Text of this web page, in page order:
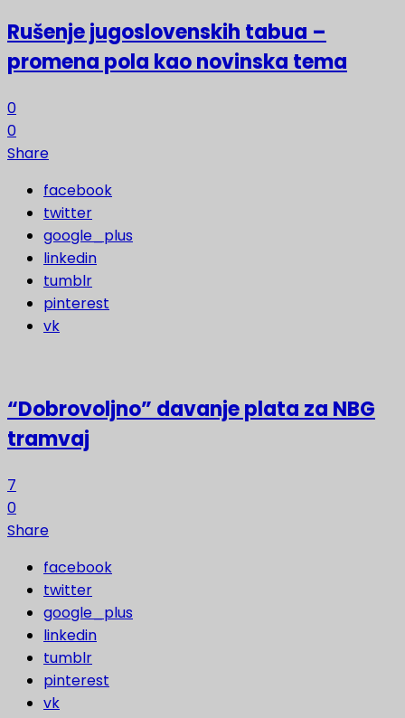
Rušenje jugoslovenskih tabua –
promena pola kao novinska tema
0
0
Share
facebook
twitter
google_plus
linkedin
tumblr
pinterest
vk
“Dobrovoljno” davanje plata za NBG
tramvaj
7
0
Share
facebook
twitter
google_plus
linkedin
tumblr
pinterest
vk